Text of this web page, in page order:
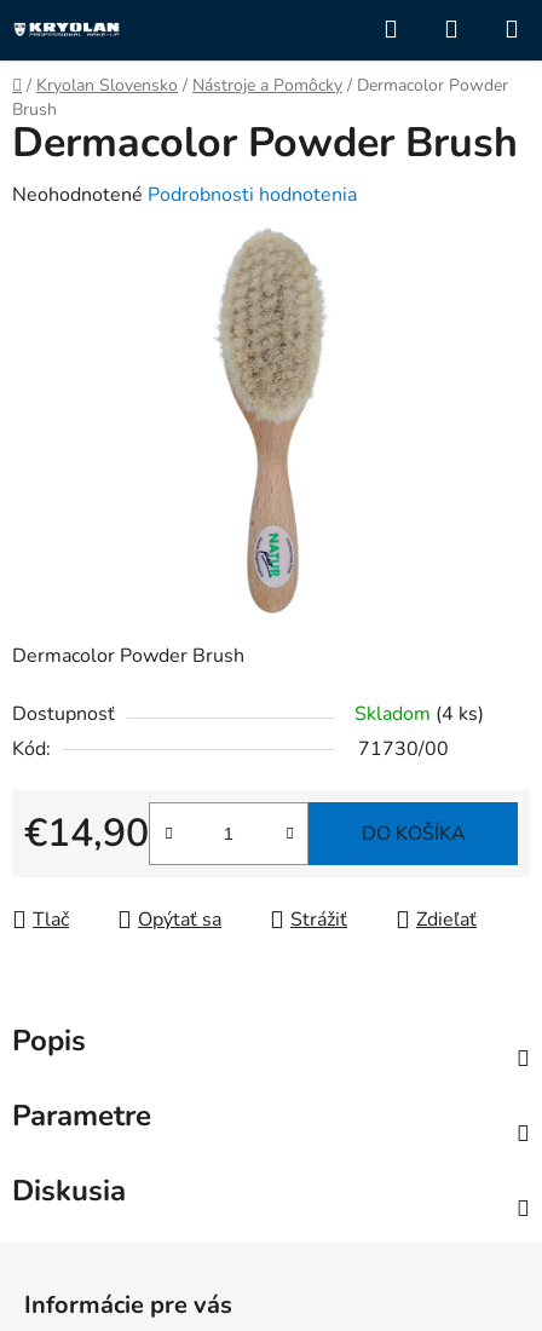
na
obsah
Hľadať
KOŠÍK
Domov
/ Kryolan Slovensko / Nástroje a Pomôcky / Dermacolor Powder
Brush
Dermacolor Powder Brush
Dostupnosť Skladom (4 ks)
Kód:
71730/00
€14,90
Jednotková cena:
DO KOŠÍKA
Tlač Opýtať sa Strážiť Zdieľať
Dermacolor Powder Brush
Priemerné
Neohodnotené Podrobnosti hodnotenia
Popis
Parametre
Diskusia
Informácie pre vás